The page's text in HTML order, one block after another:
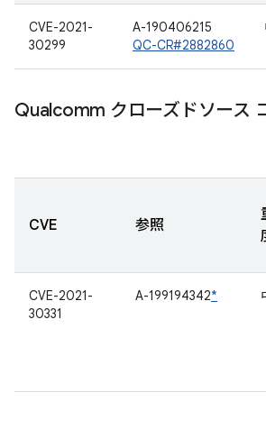
CVE-2021-
30299
A-190406215
QC-CR#2882860
Qualcomm クローズドソース
CVE 参照
CVE-2021-
30331
A-199194342*